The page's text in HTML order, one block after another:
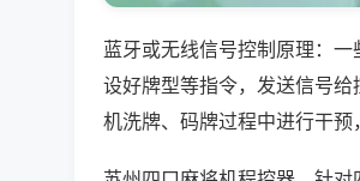
蓝牙或无线信号控制原理：
设好牌型等指令，发送信号
机洗牌、码牌过程中进行干预